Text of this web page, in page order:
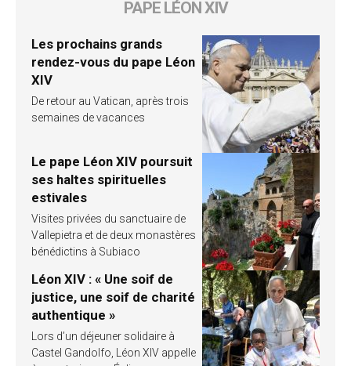
PAPE LÉON XIV
Les prochains grands
rendez-vous du pape Léon
XIV
De retour au Vatican, après trois
semaines de vacances
Le pape Léon XIV poursuit
ses haltes spirituelles
estivales
Visites privées du sanctuaire de
Vallepietra et de deux monastères
bénédictins à Subiaco
Léon XIV : « Une soif de
justice, une soif de charité
authentique »
Lors d’un déjeuner solidaire à
Castel Gandolfo, Léon XIV appelle